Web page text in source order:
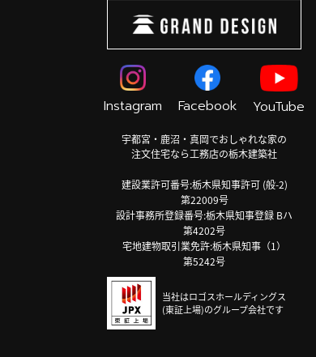
Instagram Facebook YouTube
宇都宮・鹿沼・真岡でおしゃれな家の
注文住宅なら工務店の栃木建築社
建設業許可番号:栃木県知事許可 (般-2)
第22009号
設計事務所登録番号:栃木県知事登録 Bハ
第4202号
宅地建物取引業免許:栃木県知事（1）
第5242号
当社はロゴスホールディングス
(東証上場)のグループ会社です